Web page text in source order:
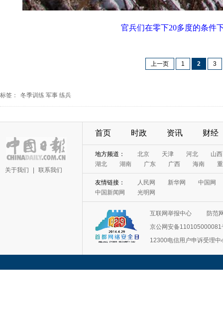
官兵们在零下20多度的条件
上一页 1 2 3
标签： 冬季训练 军事 练兵
关于我们 联系我们
首页 时政 资讯 财经
地方频道： 北京 天津 河北
山西
湖北
湖南 广东 广西 海南
友情链接： 人民网 新华网
中国网
中国新闻网
光明网
互联网举报中心
防范
京公网安备110105000081
12300电信用户申诉受理中